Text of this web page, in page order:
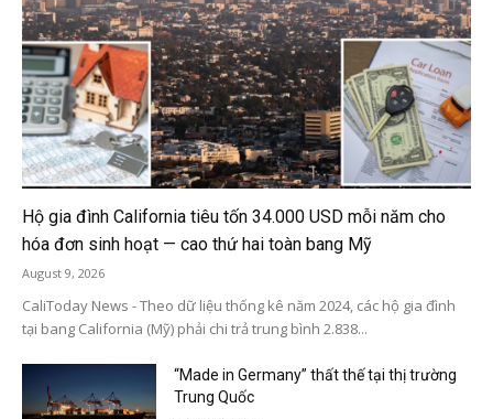
Hộ gia đình California tiêu tốn 34.000 USD mỗi năm cho
hóa đơn sinh hoạt — cao thứ hai toàn bang Mỹ
August 9, 2026
CaliToday News - Theo dữ liệu thống kê năm 2024, các hộ gia đình
tại bang California (Mỹ) phải chi trả trung bình 2.838...
“Made in Germany” thất thế tại thị trường
Trung Quốc